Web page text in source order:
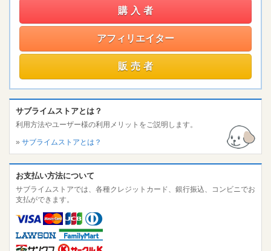
購入者
アフィリエイター
販売者
サブライムストアとは？
利用方法やユーザー様の利用メリットをご説明します。
» サブライムストアとは？
お支払い方法について
サブライムストアでは、各種クレジットカード、銀行振込、コンビニでお
支払ができます。